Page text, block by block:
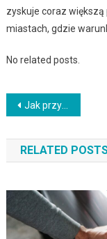
zyskuje coraz
miastach, gdzie
No related posts.
Nawigacja
wpisu
Jak przygotować samochód do podróży na długie dystanse?
RELATED